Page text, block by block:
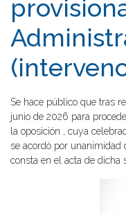
Se hace público que tras
junio de 2026 para
la oposición , cuya
se acordó por
consta en el acta de dicha